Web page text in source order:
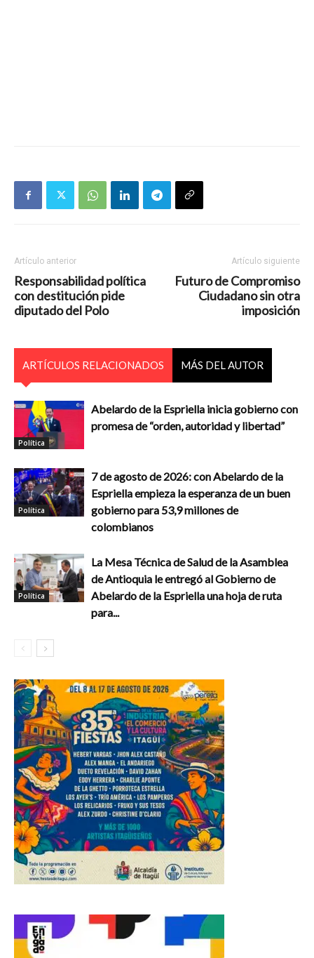
Artículo anterior
Responsabilidad política
con destitución pide
diputado del Polo
Artículo siguiente
Futuro de Compromiso
Ciudadano sin otra
imposición
ARTÍCULOS RELACIONADOS MÁS DEL AUTOR
Política
Abelardo de la Espriella inicia gobierno con
promesa de “orden, autoridad y libertad”
Política
7 de agosto de 2026: con Abelardo de la
Espriella empieza la esperanza de un buen
gobierno para 53,9 millones de
colombianos
Política
La Mesa Técnica de Salud de la Asamblea
de Antioquia le entregó al Gobierno de
Abelardo de la Espriella una hoja de ruta
para...